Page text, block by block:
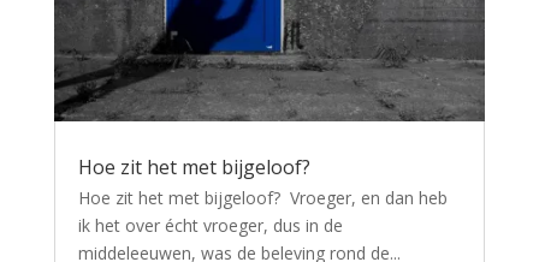
Hoe zit het met bijgeloof?
Hoe zit het met bijgeloof? Vroeger, en dan heb
ik het over écht vroeger, dus in de
middeleeuwen, was de beleving rond de...